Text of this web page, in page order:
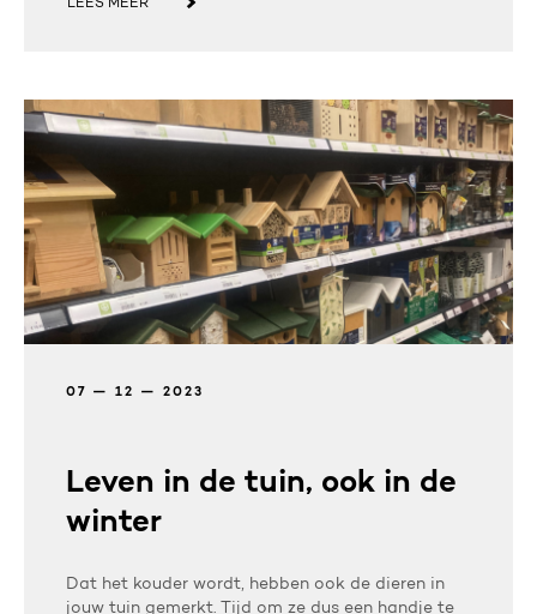
LEES MEER
07 — 12 — 2023
Leven in de tuin, ook in de
winter
Dat het kouder wordt, hebben ook de dieren in
jouw tuin gemerkt. Tijd om ze dus een handje te